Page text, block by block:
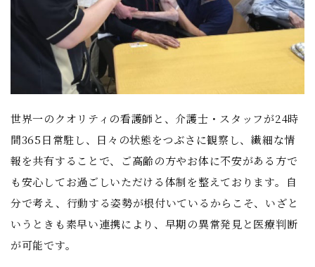
世界一のクオリティの看護師と、介護士・スタッフが24時
間365日常駐し、日々の状態をつぶさに観察し、繊細な情
報を共有することで、ご高齢の方やお体に不安がある方で
も安心してお過ごしいただける体制を整えております。自
分で考え、行動する姿勢が根付いているからこそ、いざと
いうときも素早い連携により、早期の異常発見と医療判断
が可能です。